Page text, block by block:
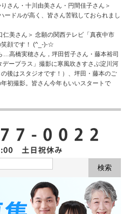
さん・十川由美さん・円間佳子さん＞
ードルが高く、皆さん苦戦しておられまし
美さん＞ 念願の関西テレビ「真夜中市
笑顔です！ (^_-)-☆
高橋実穂さん，坪田哲子さん・藤本裕司
ープラス」撮影に寒風吹きすさぶ淀川河
後はスタジオです！）、坪田・藤本のご
初撮影。皆さん今年もいいスタートで